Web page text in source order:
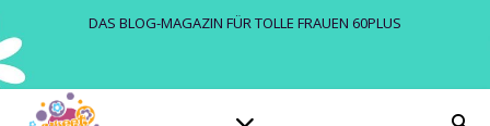
DAS BLOG-MAGAZIN FÜR TOLLE FRAUEN 60PLUS